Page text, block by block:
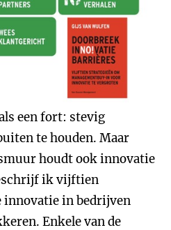
een fort: stevig
te houden. Maar
houdt ook innovatie
ik vijftien
in bedrijven
Enkele van de